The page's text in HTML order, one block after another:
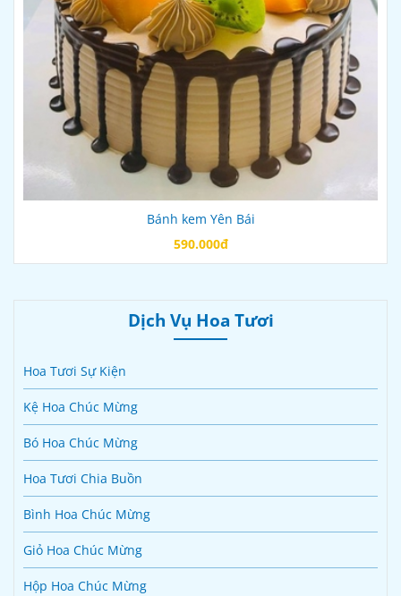
Bánh kem Yên Bái
590.000đ
Dịch Vụ Hoa Tươi
Hoa Tươi Sự Kiện
Kệ Hoa Chúc Mừng
Bó Hoa Chúc Mừng
Hoa Tươi Chia Buồn
Bình Hoa Chúc Mừng
Giỏ Hoa Chúc Mừng
Hộp Hoa Chúc Mừng